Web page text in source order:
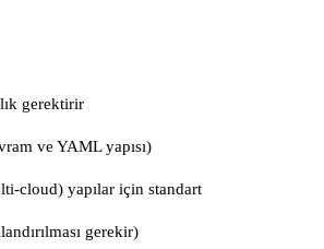
gerektirir
ve YAML yapısı)
cloud) yapılar için standart
gerekir)